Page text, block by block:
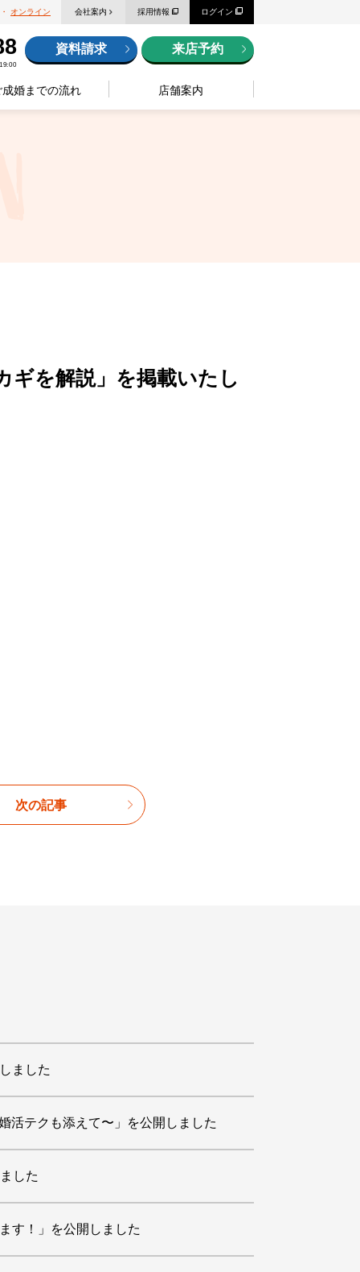
・ オンライン 会社案内 採用情報 ログイン
資料請求 来店予約
成婚までの流れ 店舗案内
ギを解説」を掲載いたし
次の記事
ました
活テクも添えて〜」を公開しました
した
す！」を公開しました